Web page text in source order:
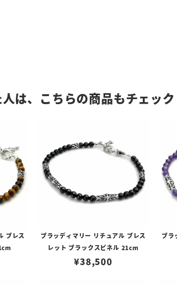
は、こちらの商品もチェッ
ブレス
ブラッディマリー リチュアル ブレス
レット ブラックスピネル 21cm
¥38,500
ブラ